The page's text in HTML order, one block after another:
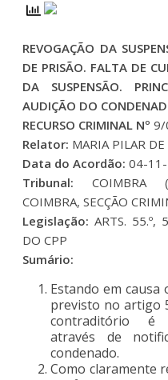
REVOGAÇÃO DA
DE PRISÃO. FALTA DE
DA SUSPENSÃO.
AUDIÇÃO DO
RECURSO CRIMINAL Nº9/
Relator: MARIA PILAR
Data do Acordão:04-
Tribunal:COIMBRA
COIMBRA, SECÇÃO
Legislação: ARTS. 55.º,
DO CPP
Sumário:
Estando em
previsto no artigo
contraditório é
através de
condenado.
Como claramente